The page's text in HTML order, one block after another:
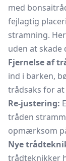
med
fejlagtig
stramning.
uden at
Fjernelse af
ind i barken,
trådsaks for
Re-justering:
tråden
opmærksom
Nye
trådteknikker